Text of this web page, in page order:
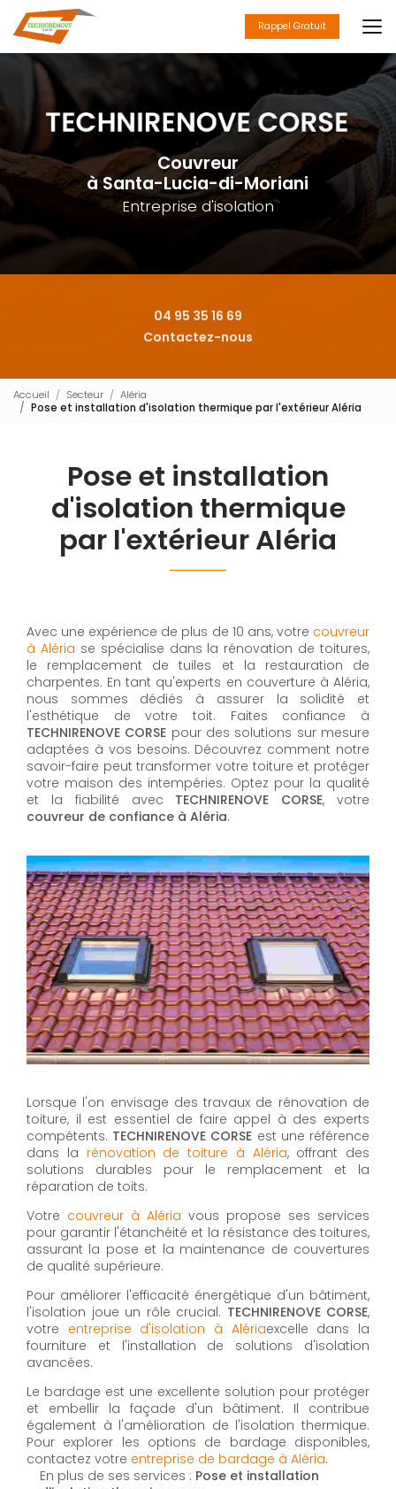
au
contenu
principal
Rappel Gratuit
Couvreur
à Santa-Lucia-di-Moriani
Entreprise d'isolation
04 95 35 16 69
Contactez-nous
Accueil Secteur
Aléria
Pose et installation d'isolation thermique par l'extérieur Aléria
Pose et installation
d'isolation thermique
par l'extérieur Aléria
Avec une expérience de plus de 10 ans, votre couvreur
à Aléria se spécialise dans la rénovation de toitures,
le remplacement de tuiles et la restauration de
charpentes. En tant qu'experts en couverture à Aléria,
nous sommes dédiés à assurer la solidité et
l'esthétique de votre toit. Faites confiance à
TECHNIRENOVE CORSE pour des solutions sur mesure
adaptées à vos besoins. Découvrez comment notre
savoir-faire peut transformer votre toiture et protéger
votre maison des intempéries. Optez pour la qualité
et la fiabilité avec TECHNIRENOVE CORSE, votre
couvreur de confiance à Aléria.
Lorsque l'on envisage des travaux de rénovation de
toiture, il est essentiel de faire appel à des experts
compétents. TECHNIRENOVE CORSE est une référence
dans la rénovation de toiture à Aléria, offrant des
solutions durables pour le remplacement et la
réparation de toits.
Votre couvreur à Aléria vous propose ses services
pour garantir l'étanchéité et la résistance des toitures,
assurant la pose et la maintenance de couvertures
de qualité supérieure.
Pour améliorer l'efficacité énergétique d'un bâtiment,
l'isolation joue un rôle crucial. TECHNIRENOVE CORSE,
votre entreprise d'isolation à Alériaexcelle dans la
fourniture et l'installation de solutions d'isolation
avancées.
Le bardage est une excellente solution pour protéger
et embellir la façade d'un bâtiment. Il contribue
également à l'amélioration de l'isolation thermique.
Pour explorer les options de bardage disponibles,
contactez votre entreprise de bardage à Aléria.
En plus de ses services : Pose et installation